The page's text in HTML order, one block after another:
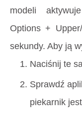
modeli
Options +
sekundy. Aby ją
Naciśnij te
Sprawdź
piekarnik